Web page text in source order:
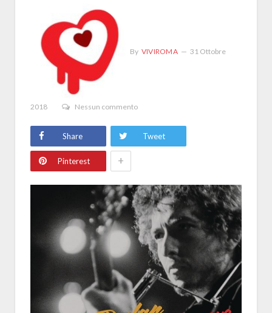
By VIVIROMA 31 Ottobre
2018 Nessun commento
Share Tweet
Pinterest +